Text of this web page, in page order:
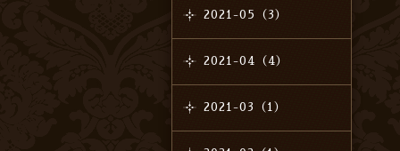
2021-05（3）
2021-04（4）
2021-03（1）